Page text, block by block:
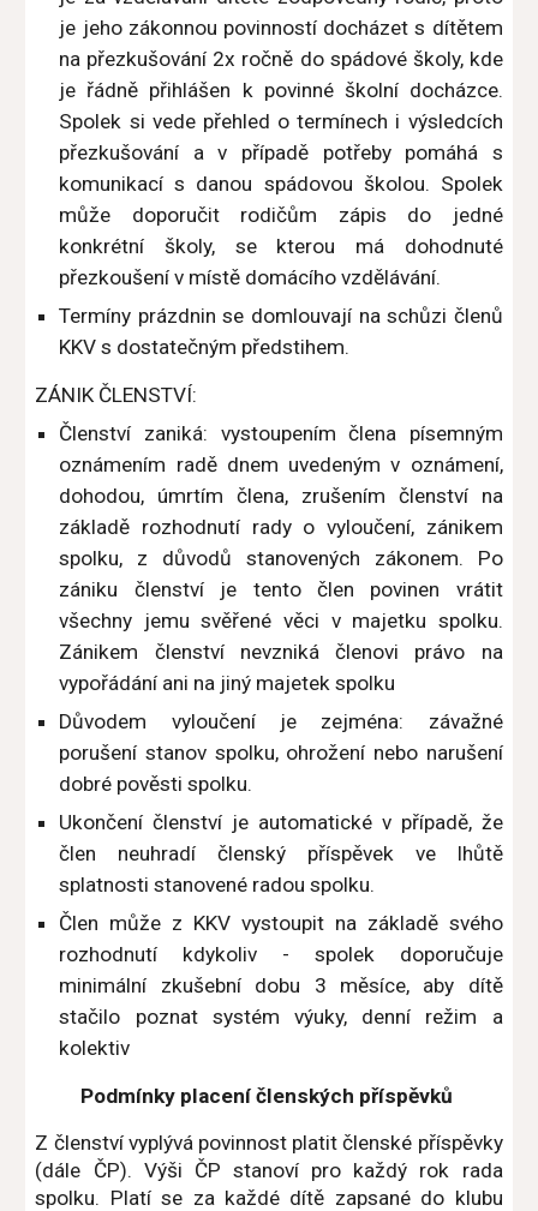
je jeho zákonnou povinností docházet s dítětem
na přezkušování 2x ročně do spádové školy, kde
je řádně přihlášen k povinné školní docházce.
Spolek si vede přehled o termínech i výsledcích
přezkušování a v případě potřeby pomáhá s
komunikací s danou spádovou školou. Spolek
může doporučit rodičům zápis do jedné
konkrétní školy, se kterou má dohodnuté
přezkoušení v místě domácího vzdělávání.
Termíny prázdnin se domlouvají na schůzi členů
KKV s dostatečným předstihem.
ZÁNIK ČLENSTVÍ:
Členství zaniká: vystoupením člena písemným
oznámením radě dnem uvedeným v oznámení,
dohodou, úmrtím člena, zrušením členství na
základě rozhodnutí rady o vyloučení, zánikem
spolku, z důvodů stanovených zákonem. Po
zániku členství je tento člen povinen vrátit
všechny jemu svěřené věci v majetku spolku.
Zánikem členství nevzniká členovi právo na
vypořádání ani na jiný majetek spolku
Důvodem vyloučení je zejména: závažné
porušení stanov spolku, ohrožení nebo narušení
dobré pověsti spolku.
Ukončení členství je automatické v případě, že
člen neuhradí členský příspěvek ve lhůtě
splatnosti stanovené radou spolku.
Člen může z KKV vystoupit na základě svého
rozhodnutí kdykoliv - spolek doporučuje
minimální zkušební dobu 3 měsíce, aby dítě
stačilo poznat systém výuky, denní režim a
kolektiv
Podmínky placení členských příspěvků
Z členství vyplývá povinnost platit členské příspěvky
(dále ČP). Výši ČP stanoví pro každý rok rada
spolku. Platí se za každé dítě zapsané do klubu